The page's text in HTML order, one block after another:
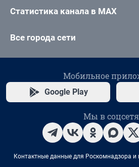
Статистика канала в MAX
Все города сети
Мобильное
Google Play
Мы в
Контактные данные для Роскомнадзора и